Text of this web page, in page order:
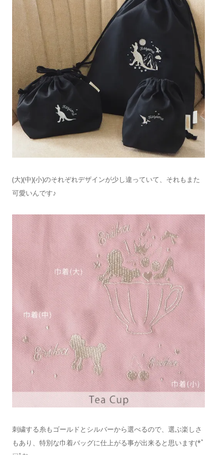
(大)(中)(小)のそれぞれデザインが少し違っていて、それもまた
可愛いんです♪
刺繍する糸もゴールドとシルバーから選べるので、選ぶ楽しさ
もあり、特別な巾着バッグに仕上がる事が出来ると思います(*ﾟ